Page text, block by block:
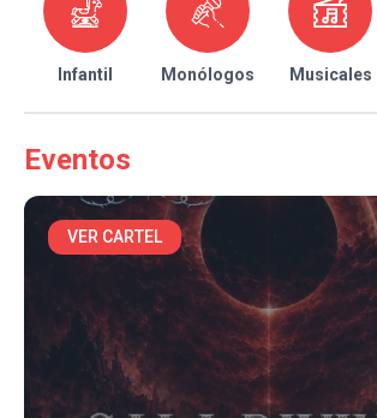
Infantil Monólogos Musicales
Eventos
VER CARTEL